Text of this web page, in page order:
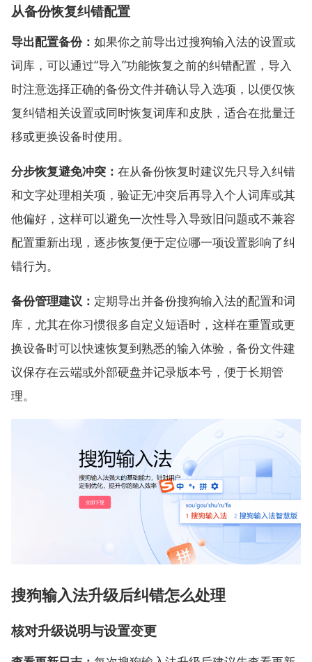
从备份恢复纠错配置
导出配置备份： 如果你之前导出过搜狗输入法的设置或
词库，可以通过“导入”功能恢复之前的纠错配置，导入
时注意选择正确的备份文件并确认导入选项，以便仅恢
复纠错相关设置或同时恢复词库和皮肤，适合在批量迁
移或更换设备时使用。
分步恢复避免冲突： 在从备份恢复时建议先只导入纠错
和文字处理相关项，验证无冲突后再导入个人词库或其
他偏好，这样可以避免一次性导入导致旧问题或不兼容
配置重新出现，逐步恢复便于定位哪一项设置影响了纠
错行为。
备份管理建议： 定期导出并备份搜狗输入法的配置和词
库，尤其在你习惯很多自定义短语时，这样在重置或更
换设备时可以快速恢复到熟悉的输入体验，备份文件建
议保存在云端或外部硬盘并记录版本号，便于长期管
理。
搜狗输入法升级后纠错怎么处理
核对升级说明与设置变更